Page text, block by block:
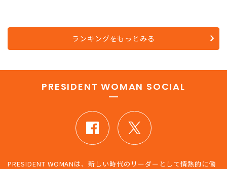
ランキングをもっとみる
PRESIDENT WOMAN SOCIAL
PRESIDENT WOMANは、新しい時代のリーダーとして情熱的に働